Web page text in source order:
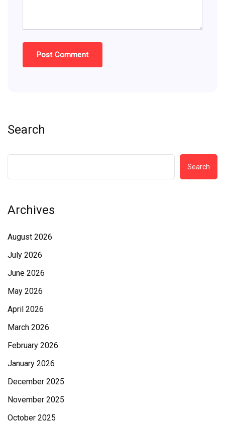
Search
Search
Archives
August 2026
July 2026
June 2026
May 2026
April 2026
March 2026
February 2026
January 2026
December 2025
November 2025
October 2025